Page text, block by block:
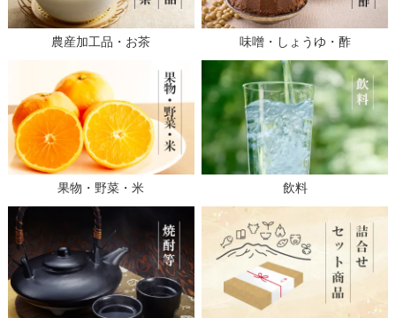
農産加工品・お茶 味噌・しょうゆ・酢
果物・野菜・米 飲料